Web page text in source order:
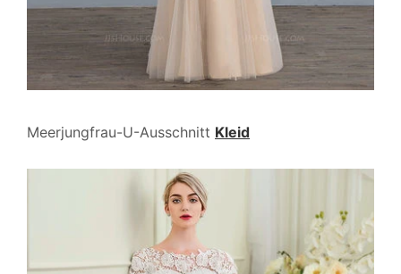
Meerjungfrau-U-Ausschnitt Kleid